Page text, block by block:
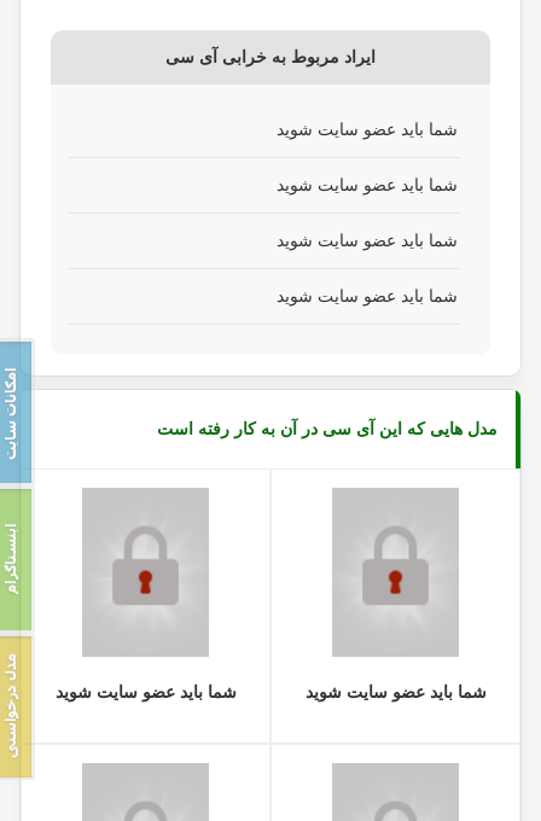
ایراد مربوط به خرابی آی سی
شما باید عضو سایت شوید
شما باید عضو سایت شوید
شما باید عضو سایت شوید
شما باید عضو سایت شوید
مدل هایی که این آی سی در آن به کار رفته است
شما باید عضو سایت شوید شما باید عضو سایت شوید